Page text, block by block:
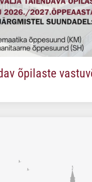
õpilaste